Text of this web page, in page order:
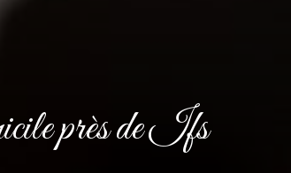
près de Ifs